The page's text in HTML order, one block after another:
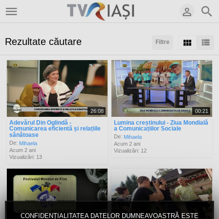
CONFIDENȚIALITATEA DATELOR DUMNEAVOASTRĂ ESTE
Filtre
Rezultate căutare
Sortaţi după:
Arată:
Rezultate/pagină:
26:08
Adevărul Din Oglindă -
Comunicarea eficientă și relațiile
sănătoase
De: Mihaela
Acum 2 ani
Vizualizări: 13
00:21
Lumina creștinului - Ziua Mondială
a Comunicațiilor Sociale
De: Mihaela
Acum 2 ani
Vizualizări: 12